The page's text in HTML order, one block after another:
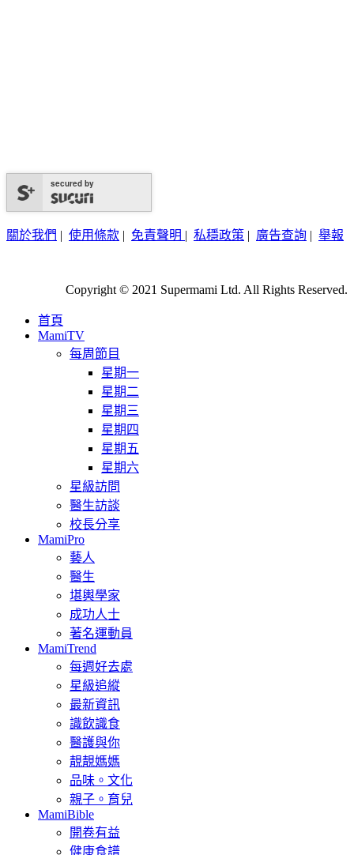
secured by
關於我們 | 使用條款 | 免責聲明 | 私穩政策 | 廣告查詢 | 舉報
Copyright © 2021 Supermami Ltd. All Rights Reserved.
首頁
MamiTV
每周節目
星期一
星期二
星期三
星期四
星期五
星期六
星級訪問
醫生訪談
校長分享
MamiPro
藝人
醫生
堪輿學家
成功人士
著名運動員
MamiTrend
每週好去處
星級追縱
最新資訊
識飲識食
醫護與你
靚靚媽媽
品味。文化
親子。育兒
MamiBible
開卷有益
健康食譜